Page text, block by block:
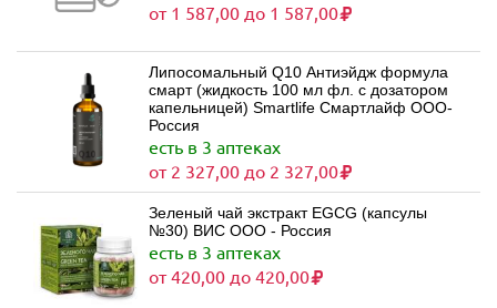
от 1 587,00 до 1 587,00
Липосомальный Q10 Антиэйдж формула
смарт (жидкость 100 мл фл. с дозатором
капельницей) Smartlife Смартлайф ООО-
Россия
есть в 3 аптеках
от 2 327,00 до 2 327,00
Зеленый чай экстракт EGCG (капсулы
№30) ВИС ООО - Россия
есть в 3 аптеках
от 420,00 до 420,00